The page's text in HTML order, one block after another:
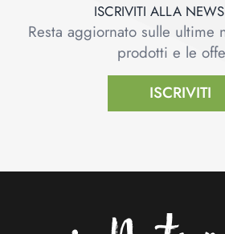
ISCRIVITI ALLA
Resta aggiornato sulle ultime
prodotti e le
ISCRIVITI